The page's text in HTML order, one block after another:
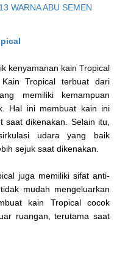
WARNA ABU SEMEN
kain Tropical
Tropical terbuat dari
memiliki kemampuan
Hal ini membuat kain ini
saat dikenakan. Selain itu,
udara yang baik
sejuk saat dikenakan.
memiliki sifat anti-
mudah mengeluarkan
kain Tropical cocok
ruangan, terutama saat